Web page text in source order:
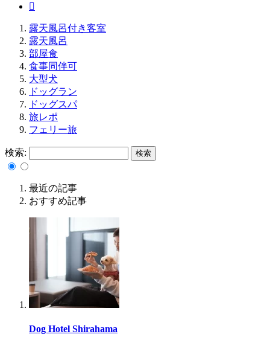

露天風呂付き客室
露天風呂
部屋食
食事同伴可
大型犬
ドッグラン
ドッグスパ
旅レポ
フェリー旅
検索:
最近の記事
おすすめ記事
Dog Hotel Shirahama